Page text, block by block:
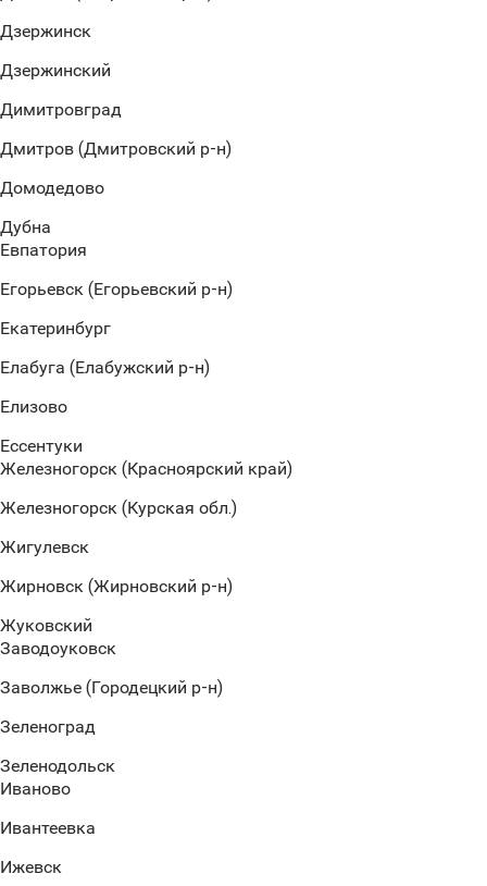
Дзержинск
Дзержинский
Димитровград
Дмитров (Дмитровский р-н)
Домодедово
Дубна
Евпатория
Егорьевск (Егорьевский р-н)
Екатеринбург
Елабуга (Елабужский р-н)
Елизово
Ессентуки
Железногорск (Красноярский край)
Железногорск (Курская обл.)
Жигулевск
Жирновск (Жирновский р-н)
Жуковский
Заводоуковск
Заволжье (Городецкий р-н)
Зеленоград
Зеленодольск
Иваново
Ивантеевка
Ижевск